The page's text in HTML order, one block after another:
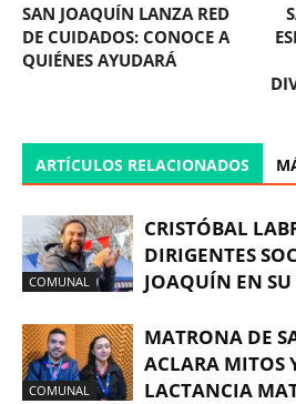
SAN JOAQUÍN LANZA RED
DE CUIDADOS: CONOCE A
QUIÉNES AYUDARÁ
ARTÍCULOS RELACIONADOS
COMUNAL
CRISTÓBAL
DIRIGENTES
JOAQUÍN EN
COMUNAL
MATRONA DE
ACLARA MITOS
LACTANCIA